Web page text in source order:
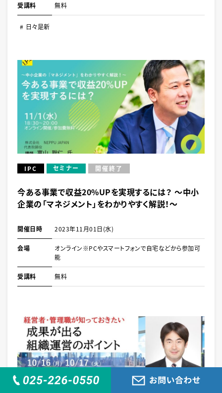
受講料 無料
日々是新
IPC セミナー 開催終了
今ある事業で収益20%UPを実現するには？ ～中小
企業の「マネジメント」をわかりやすく解説！～
開催日時 2023年11月01日(水)
会場
オンライン※PCやスマートフォンで自宅などから参加可
能
受講料 無料